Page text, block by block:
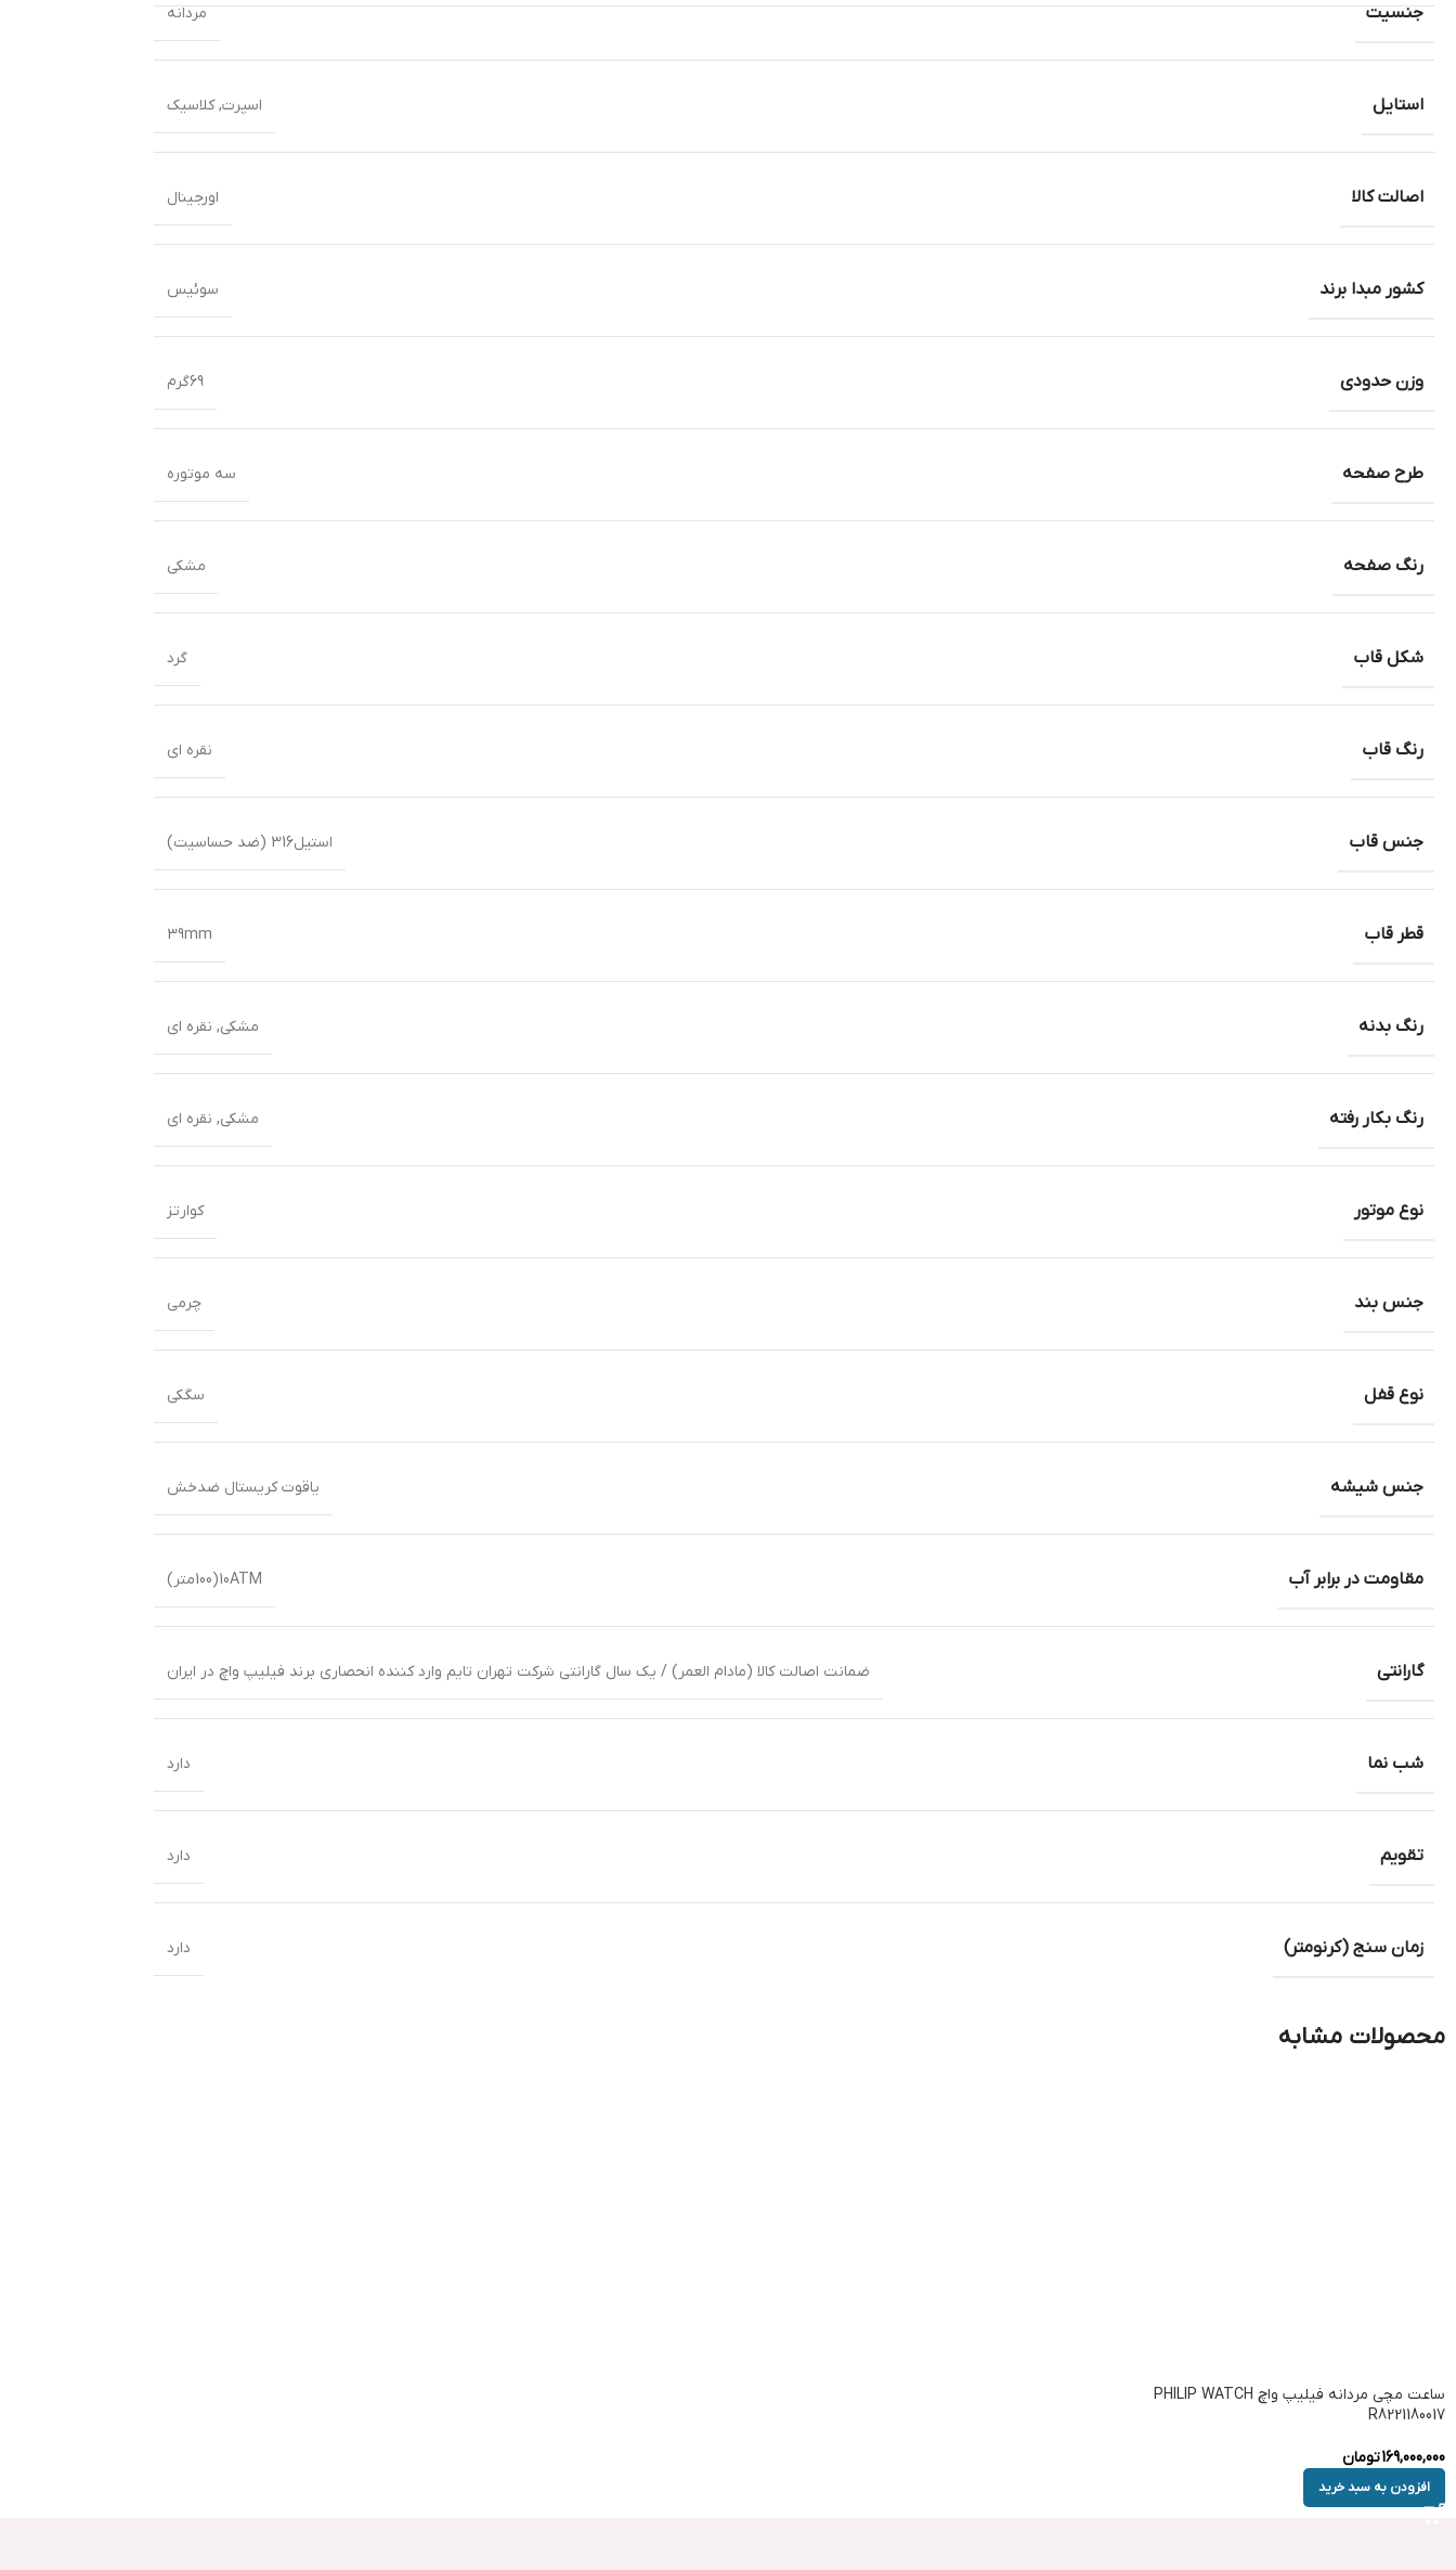
جنسیت مردانه
استایل اسپرت,کلاسیک
اصالت کالا اورجینال
کشور مبدا برند سوئیس
وزن حدودی 69گرم
طرح صفحه سه موتوره
رنگ صفحه مشکی
شکل قاب گرد
رنگ قاب نقره ای
جنس قاب استیل316 (ضد حساسیت)
قطر قاب 39mm
رنگ بدنه مشکی, نقره ای
رنگ بکار رفته مشکی, نقره ای
نوع موتور کوارتز
جنس بند چرمی
نوع قفل سگکی
جنس شیشه یاقوت کریستال ضدخش
مقاومت در برابر آب 10ATM(100متر)
گارانتی ضمانت اصالت کالا (مادام العمر) / یک سال گارانتی شرکت تهران تایم وارد کننده انحصاری برند فیلیپ واچ در ایران
شب نما دارد
تقویم دارد
زمان سنج (کرنومتر) دارد
محصولات مشابه
ساعت مچی مردانه فیلیپ واچ PHILIP WATCH
R8221180017
169,000,000تومان
افزودن به سبد خرید